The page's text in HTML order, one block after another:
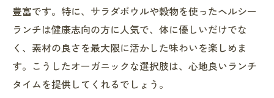
豊富です。特に、サラダボウルや穀物を使ったヘルシー
ランチは健康志向の方に人気で、体に優しいだけでな
く、素材の良さを最大限に活かした味わいを楽しめま
す。こうしたオーガニックな選択肢は、心地良いランチ
タイムを提供してくれるでしょう。